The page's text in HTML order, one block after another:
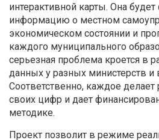
интерактивной карты. Она
информацию о местном
экономическом состоянии и
каждого муниципального
серьезная проблема кроется в
данных у разных министерств и
Соответственно, каждое делает
своих цифр и дает
методике.
Проект позволит в режиме